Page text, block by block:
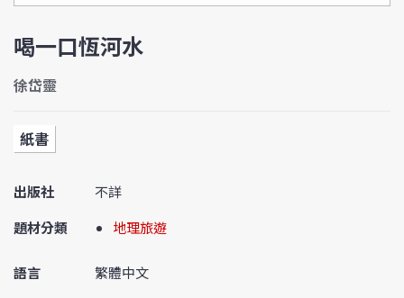
喝一口恆河水
徐岱靈
紙書
出版社
不詳
題材分類
地理旅遊
語言
繁體中文